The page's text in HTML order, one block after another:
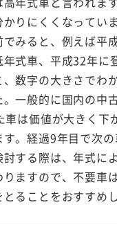
りにくくなってい
でみると、例えば平
年式車、平成32年に
、数字の大きさでわ
。一般的に国内の中
車は価値が大きく下
。経過9年目で次
する際は、年式に
ますので、不要車
ることをおすすめし